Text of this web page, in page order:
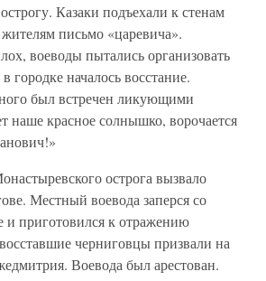
Казаки подъехали к стенам
письмо «царевича».
воеводы пытались организовать
городке началось восстание.
был встречен ликующими
наше красное солнышко, ворочается
острога вызвало
Местный воевода заперся со
и приготовился к отражению
черниговцы призвали на
Воевода был арестован.